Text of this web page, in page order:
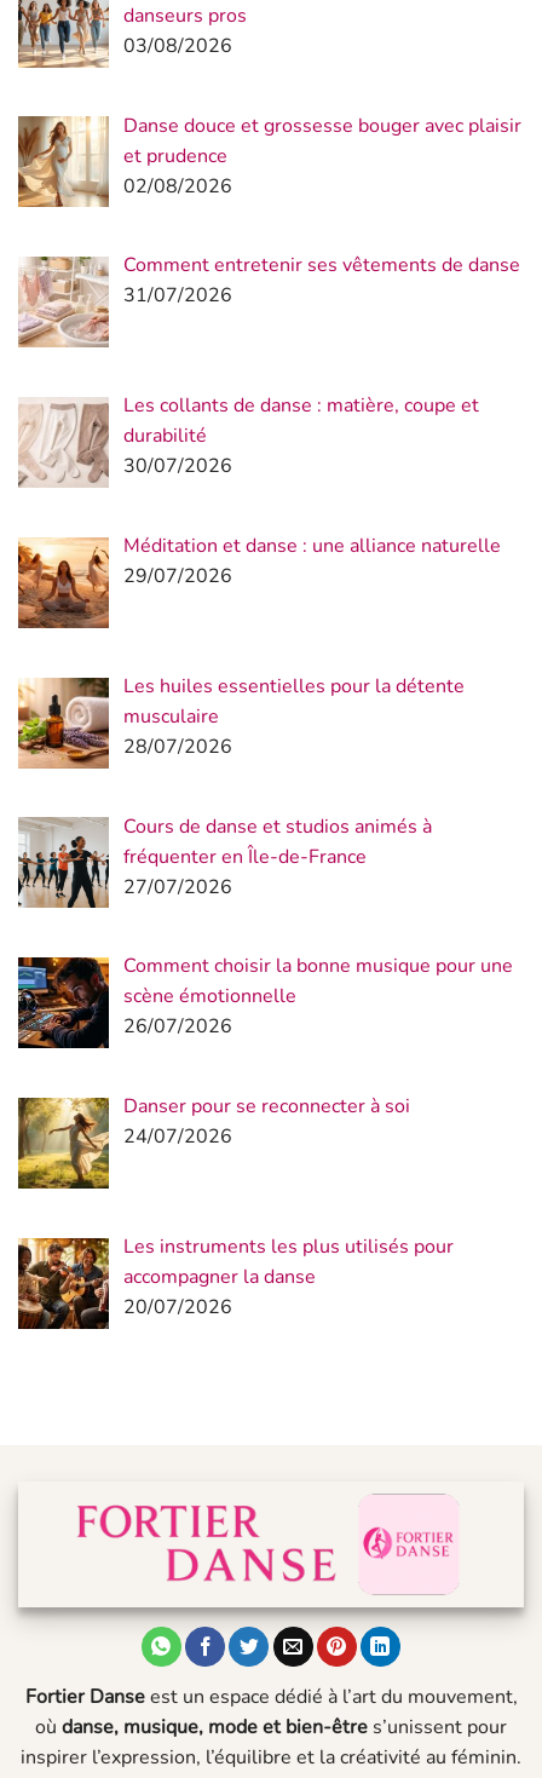
danseurs pros
03/08/2026
Danse douce et grossesse bouger avec plaisir
et prudence
02/08/2026
Comment entretenir ses vêtements de danse
31/07/2026
Les collants de danse : matière, coupe et
durabilité
30/07/2026
Méditation et danse : une alliance naturelle
29/07/2026
Les huiles essentielles pour la détente
musculaire
28/07/2026
Cours de danse et studios animés à
fréquenter en Île-de-France
27/07/2026
Comment choisir la bonne musique pour une
scène émotionnelle
26/07/2026
Danser pour se reconnecter à soi
24/07/2026
Les instruments les plus utilisés pour
accompagner la danse
20/07/2026
Fortier Danseest un espace dédié à l’art du mouvement,
où danse, musique, mode et bien-être s’unissent pour
inspirer l’expression, l’équilibre et la créativité au féminin.